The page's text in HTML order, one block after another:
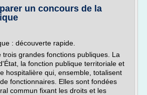
un concours de la
: découverte rapide.
trois grandes fonctions publiques. La
la fonction publique territoriale et
hospitalière qui, ensemble, totalisent
fonctionnaires. Elles sont fondées
commun fixant les droits et les